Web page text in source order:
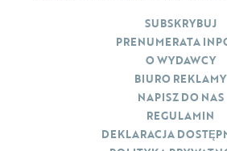
SUBSKRYBUJ
PRENUMERATA
O WYDAWCY
BIURO REKLAMY
NAPISZ DO NAS
REGULAMIN
DEKLARACJA